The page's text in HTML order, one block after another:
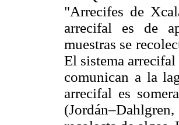
"Arrecifes de
arrecifal es de
muestras se
El sistema
comunican a la
arrecifal es